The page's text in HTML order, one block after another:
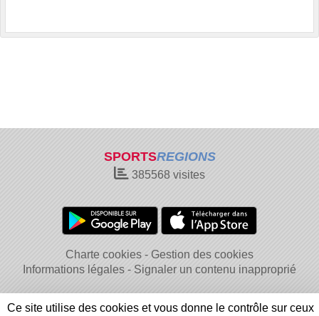
SPORTSREGIONS
385568 visites
Charte cookies
Gestion des cookies
Informations légales
Signaler un contenu inapproprié
Ce site utilise des cookies et vous donne le contrôle sur ceux